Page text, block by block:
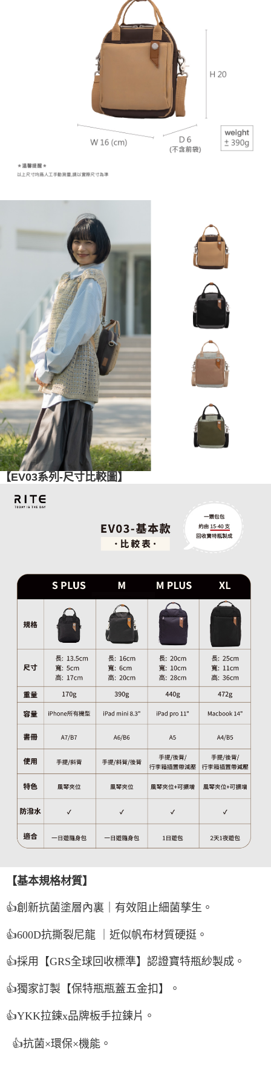
【EV03系列-尺寸比較圖】
【基本規格材質】
👍創新抗菌塗層內裏｜有效阻止細菌孳生。
👍600D抗撕裂尼龍 ｜近似帆布材質硬挺。
👍採用【GRS全球回收標準】認證寶特瓶紗製成。
👍獨家訂製【保特瓶瓶蓋五金扣】。
👍YKK拉鍊x品牌板手拉鍊片。
👍抗菌×環保×機能。